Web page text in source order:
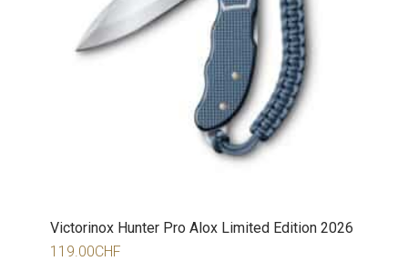
Victorinox Hunter Pro Alox Limited Edition 2026
119.00CHF